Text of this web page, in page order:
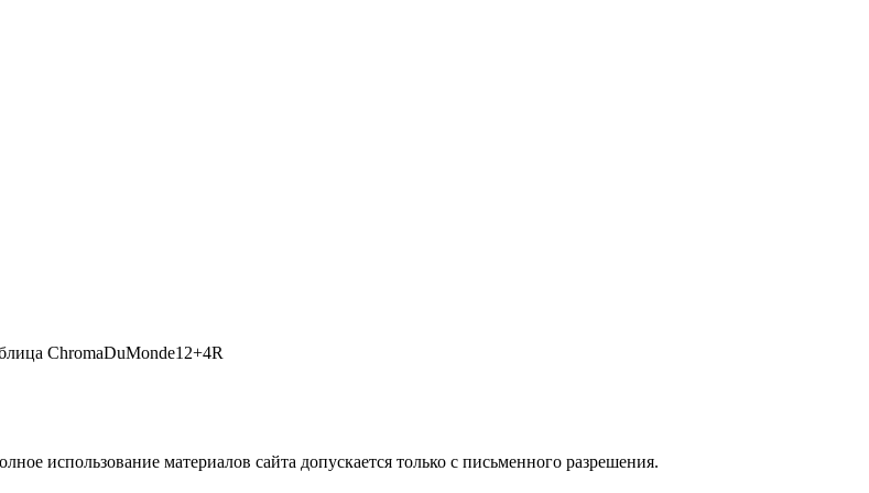
ChromaDuMonde12+4R
использование материалов сайта допускается только с письменного разрешения.